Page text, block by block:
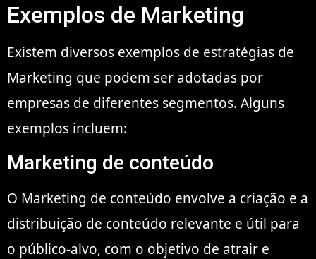
Exemplos de Marketing
Existem diversos exemplos de estratégias de
Marketing que podem ser adotadas por
empresas de diferentes segmentos. Alguns
exemplos incluem:
Marketing de conteúdo
O Marketing de conteúdo envolve a criação e a
distribuição de conteúdo relevante e útil para
o público-alvo, com o objetivo de atrair e